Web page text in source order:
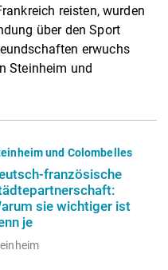
reisten, wurden
über den Sport
erwuchs
Steinheim und
französische
sie wichtiger ist
je
und Colombelles